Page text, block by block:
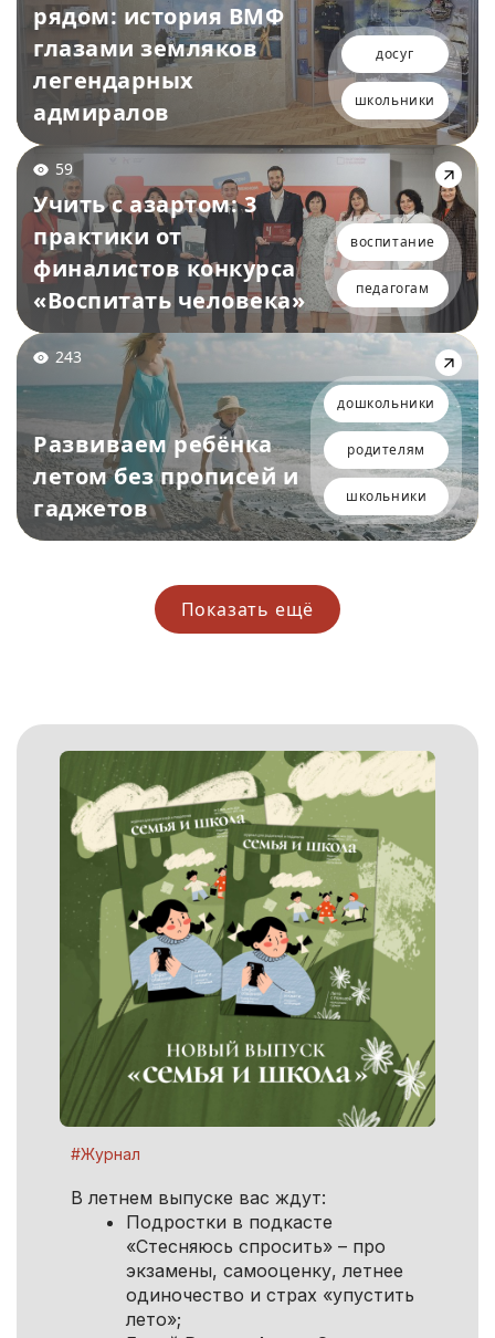
досуг
школьники
рядом: история ВМФ
глазами земляков
легендарных
адмиралов
59
воспитание
педагогам
Учить с азартом: 3
практики от
финалистов конкурса
«Воспитать человека»
243
дошкольники
родителям
школьники
Развиваем ребёнка
летом без прописей и
гаджетов
Показать ещё
#Журнал
В летнем выпуске вас ждут:
Подростки в подкасте
«Стесняюсь спросить» – про
экзамены, самооценку, летнее
одиночество и страх «упустить
лето»;